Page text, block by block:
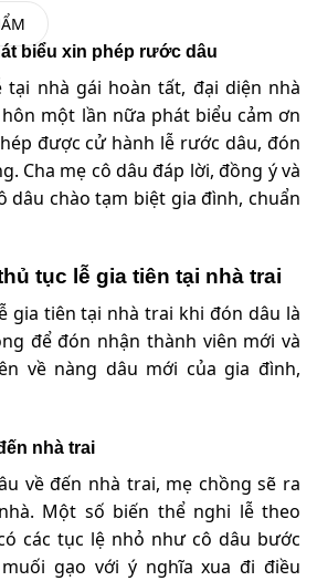
biểu xin phép rước dâu
tại nhà gái hoàn tất, đại diện nhà
một lần nữa phát biểu cảm ơn
được cử hành lễ rước dâu, đón
Cha mẹ cô dâu đáp lời, đồng ý và
dâu chào tạm biệt gia đình, chuẩn
tục lễ gia tiên tại nhà trai
gia tiên tại nhà trai khi đón dâu là
để đón nhận thành viên mới và
về nàng dâu mới của gia đình,
nhà trai
về đến nhà trai, mẹ chồng sẽ ra
Một số biến thể nghi lễ theo
các tục lệ nhỏ như cô dâu bước
gạo với ý nghĩa xua đi điều